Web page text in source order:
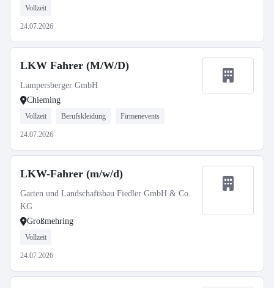
Vollzeit
24.07.2026
LKW Fahrer (M/W/D)
Lampersberger GmbH
Chieming
Vollzeit Berufskleidung Firmenevents
24.07.2026
LKW-Fahrer (m/w/d)
Garten und Landschaftsbau Fiedler GmbH & Co.
KG
Großmehring
Vollzeit
24.07.2026